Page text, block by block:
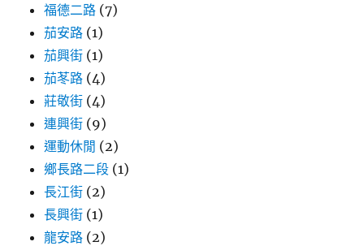
福德二路 (7)
茄安路 (1)
茄興街 (1)
茄苳路 (4)
莊敬街 (4)
連興街 (9)
運動休閒 (2)
鄉長路二段 (1)
長江街 (2)
長興街 (1)
龍安路 (2)